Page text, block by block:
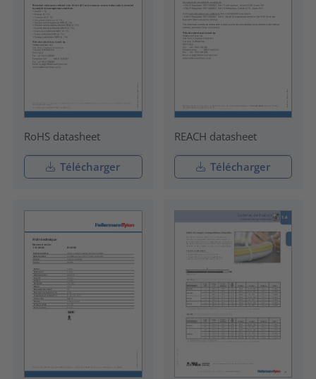
RoHS datasheet
Télécharger
REACH datasheet
Télécharger